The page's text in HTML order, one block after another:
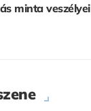
minta veszélyei